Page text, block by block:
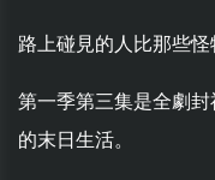
路上碰見的人比那些怪
第一季第三集是全劇
的末日生活。